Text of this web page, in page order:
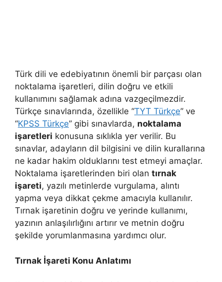
Türk dili ve edebiyatının önemli bir parçası olan
noktalama işaretleri, dilin doğru ve etkili
kullanımını sağlamak adına vazgeçilmezdir.
Türkçe sınavlarında, özellikle “TYT Türkçe” ve
“KPSS Türkçe” gibi sınavlarda, noktalama
işaretleri konusuna sıklıkla yer verilir. Bu
sınavlar, adayların dil bilgisini ve dilin kurallarına
ne kadar hakim olduklarını test etmeyi amaçlar.
Noktalama işaretlerinden biri olan tırnak
işareti, yazılı metinlerde vurgulama, alıntı
yapma veya dikkat çekme amacıyla kullanılır.
Tırnak işaretinin doğru ve yerinde kullanımı,
yazının anlaşılırlığını artırır ve metnin doğru
şekilde yorumlanmasına yardımcı olur.
Tırnak İşareti Konu Anlatımı